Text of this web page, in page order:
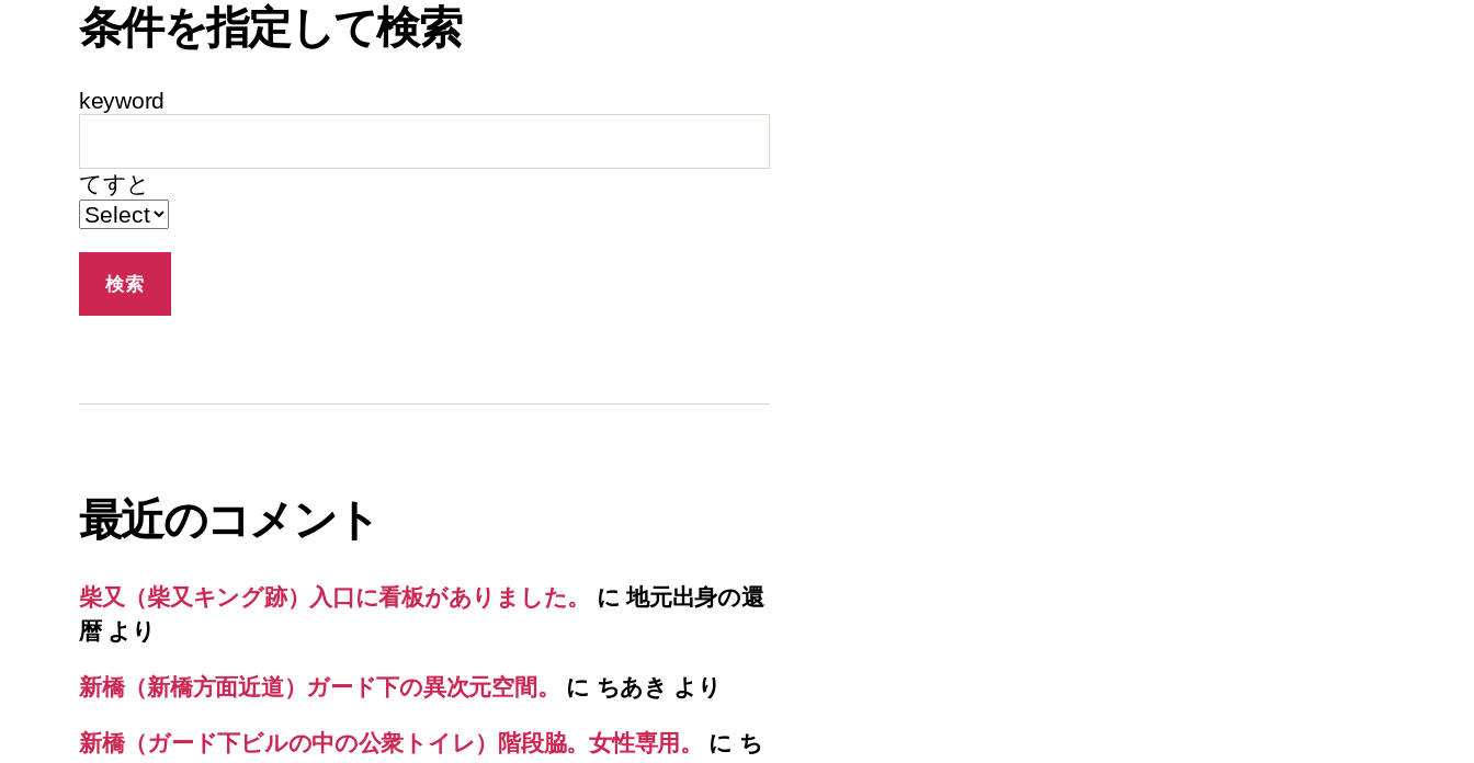
条件を指定して検索
keyword
てすと
最近のコメント
柴又（柴又キング跡）入口に看板がありました。 に地元出身の還
暦より
新橋（新橋方面近道）ガード下の異次元空間。 に ちあき より
新橋（ガード下ビルの中の公衆トイレ）階段脇。女性専用。 に ち